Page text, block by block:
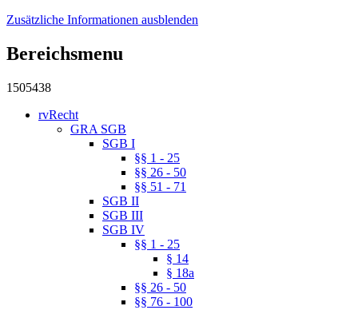
Zusätzliche Informationen ausblenden
Bereichsmenu
1505438
rvRecht
GRA SGB
SGB I
§§ 1 - 25
§§ 26 - 50
§§ 51 - 71
SGB II
SGB III
SGB IV
§§ 1 - 25
§ 14
§ 18a
§§ 26 - 50
§§ 76 - 100